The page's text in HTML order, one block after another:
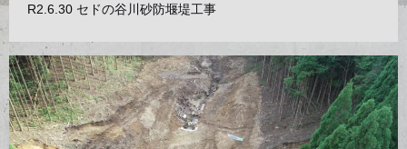
R2.6.30 セドの谷川砂防堰堤工事